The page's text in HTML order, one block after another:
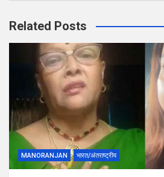
Related Posts
MANORANJAN भारत/अंतराष्ट्रीय